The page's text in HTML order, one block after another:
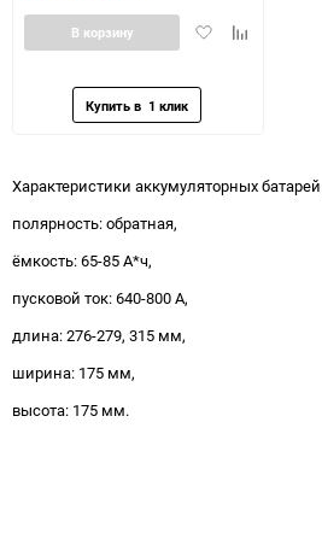
ДобавитьДобавить
В корзину
Характеристики аккумуляторных
полярность: обратная,
ёмкость: 65-85 А*ч,
пусковой ток: 640-800 А,
длина: 276-279, 315 мм,
ширина: 175 мм,
высота: 175 мм.